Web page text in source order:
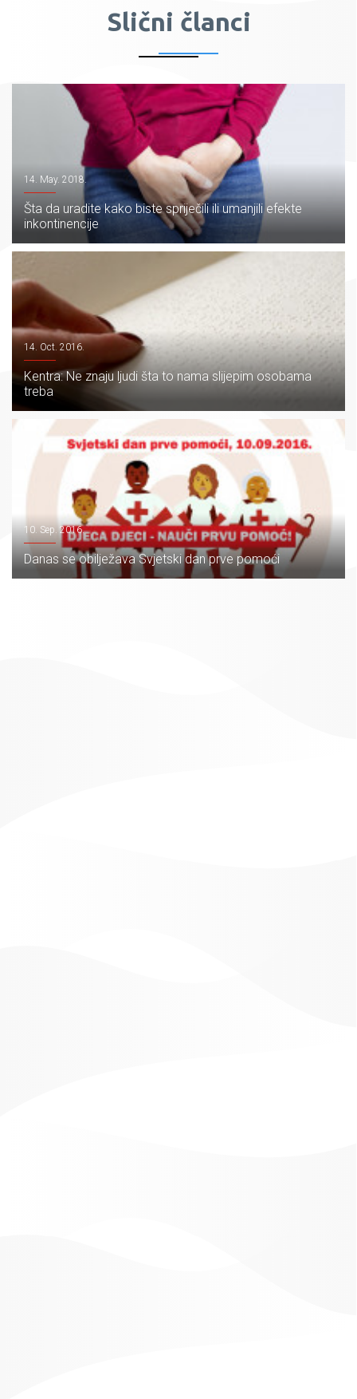
Slični članci
14. May. 2018.
Šta da uradite kako biste spriječili ili umanjili efekte
inkontinencije
14. Oct. 2016.
Kentra: Ne znaju ljudi šta to nama slijepim osobama
treba
10. Sep. 2016.
Danas se obilježava Svjetski dan prve pomoći